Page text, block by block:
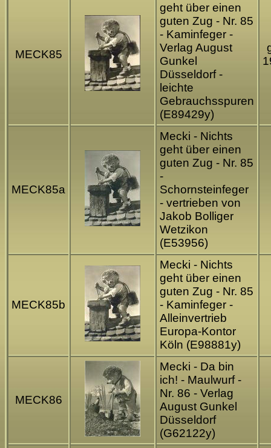
MECK85
geht über einen
guten Zug - Nr. 85
- Kaminfeger -
Verlag August
Gunkel
Düsseldorf -
leichte
Gebrauchsspuren
(E89429y)
MECK85a
Mecki - Nichts
geht über einen
guten Zug - Nr. 85
-
Schornsteinfeger
- vertrieben von
Jakob Bolliger
Wetzikon
(E53956)
MECK85b
Mecki - Nichts
geht über einen
guten Zug - Nr. 85
- Kaminfeger -
Alleinvertrieb
Europa-Kontor
Köln (E98881y)
MECK86
Mecki - Da bin
ich! - Maulwurf -
Nr. 86 - Verlag
August Gunkel
Düsseldorf
(G62122y)